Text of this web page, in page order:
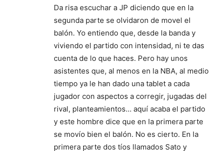
Da risa escuchar a JP diciendo que en la
segunda parte se olvidaron de movel el
balón. Yo entiendo que, desde la banda y
viviendo el partido con intensidad, ni te das
cuenta de lo que haces. Pero hay unos
asistentes que, al menos en la NBA, al medio
tiempo ya le han dado una tablet a cada
jugador con aspectos a corregir, jugadas del
rival, planteamientos… aquí acaba el partido
y este hombre dice que en la primera parte
se movío bien el balón. No es cierto. En la
primera parte dos tíos llamados Sato y